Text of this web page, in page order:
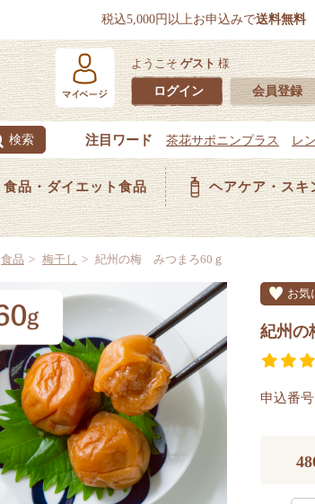
税込5,000円以上お申込みで送料無料
ようこそゲスト 様
ログイン 会員登録
食品・ダイエット食品 ヘアケア・スキ
食品 梅干し 紀州の梅 みつまろ60ｇ
お気
紀州の
申込番